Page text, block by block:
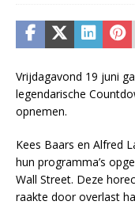
Vrijdagavond 19 juni
legendarische
opnemen.
Kees Baars en Alfred
hun programma’s
Wall Street. Deze
raakte door overlast